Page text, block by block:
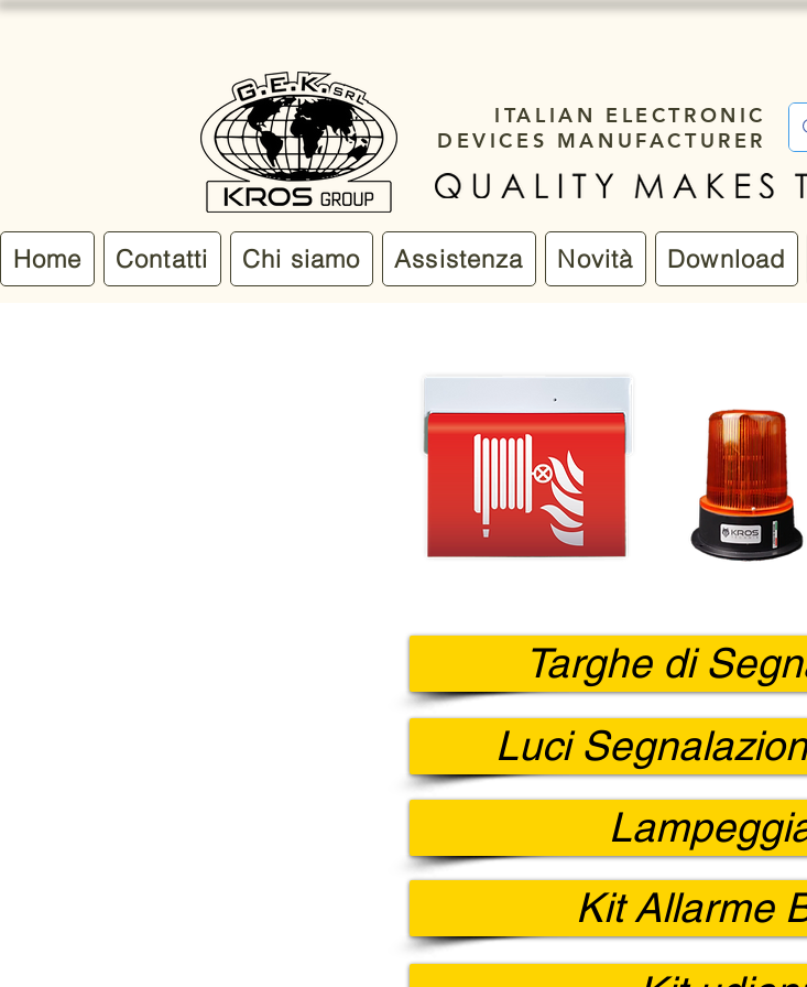
ITALIAN ELECTRONIC
DEVICES MANUFACTURER
Home Contatti Chi siamo Assistenza Novità Download
Targhe di
Luci
Kit Allarme